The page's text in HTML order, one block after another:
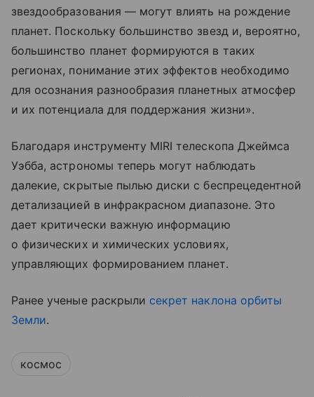
звездообразования — могут влиять на рождение
планет. Поскольку большинство звезд и, вероятно,
большинство планет формируются в таких
регионах, понимание этих эффектов необходимо
для осознания разнообразия планетных атмосфер
и их потенциала для поддержания жизни».
Благодаря инструменту MIRI телескопа Джеймса
Уэбба, астрономы теперь могут наблюдать
далекие, скрытые пылью диски с беспрецедентной
детализацией в инфракрасном диапазоне. Это
дает критически важную информацию
о физических и химических условиях,
управляющих формированием планет.
Ранее ученые раскрыли секрет наклона орбиты
Земли.
космос